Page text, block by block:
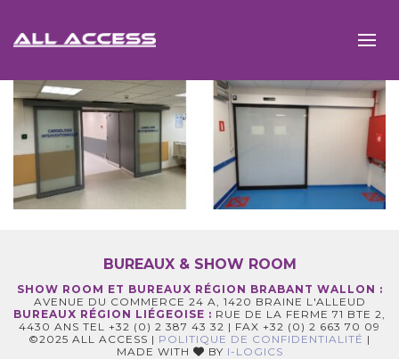
BUREAUX & SHOW ROOM
SHOW ROOM ET BUREAUX RÉGION BRABANT WALLON :
AVENUE DU COMMERCE 24 A, 1420 BRAINE L'ALLEUD
BUREAUX RÉGION LIÉGEOISE : RUE DE LA FERME 71 BTE 2,
4430 ANS TEL +32 (0) 2 387 43 32 | FAX +32 (0) 2 663 70 09
©2025 ALL ACCESS | POLITIQUE DE CONFIDENTIALITÉ |
MADE WITH
BY I-LOGICS